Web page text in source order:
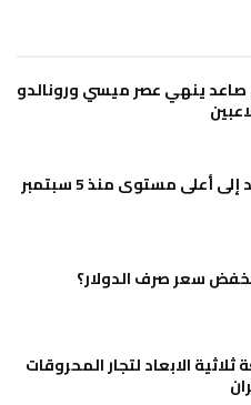
ينهي عصر ميسي ورونالدو
أسعار النفط تصعد إلى أعلى مستوى منذ 5 سبتمبر
سعر صرف الدولار؟
الابعاد لتجار المحروقات